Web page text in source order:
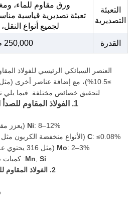
التعبئة
التصديرية
ورق مقاوم للماء،
تعبئة تصديرية قياسية
لجميع أنواع
القدرة
250,000 طن/سنة
العنصر السبائكي الرئيسي للفولاذ
≥10.5%)، مع إضافة عناصر أخرى (مثل
لتحقيق خصائص مختلفة. فيما يلي
1. الفولاذ المقاوم للصدأ الأوستنيتي (مثل 304، 316)
Ni: 8–12% (يعزز مقاومة التآكل والقابلية للتشكيل)
C: ≤0.08% (الأنواع منخفضة الكربون مثل 304L تحتوي على C ≤0.03%)
Mo: 2–3% (مثل 316 يحتوي على Mo لتحسين مقاومة التنقر)
Mn Si
: كميات
2. الفولاذ المقاوم للصدأ الفيريتي (مثل 430، 444)